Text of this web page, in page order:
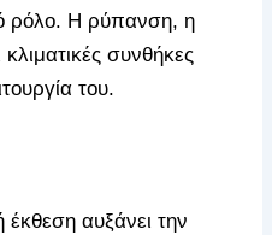
ρόλο. Η ρύπανση, η
κλιματικές συνθήκες
του.
έκθεση αυξάνει την